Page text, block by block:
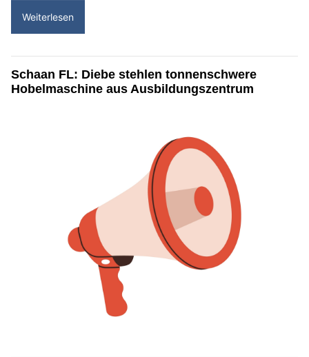
Weiterlesen
Schaan FL: Diebe stehlen tonnenschwere
Hobelmaschine aus Ausbildungszentrum